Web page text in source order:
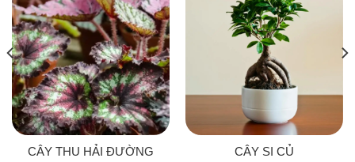
CÂY THU HẢI ĐƯỜNG CÂY SI CỦ